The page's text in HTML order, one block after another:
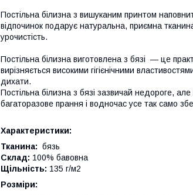
Постільна білизна з вишуканим принтом
відпочинок подарує натуральна, приємна
урочистість.
Постільна білизна виготовлена з бязі — це
вирізняється високими гігієнічними
дихати.
Постільна білизна з бязі зазвичай недороге,
багаторазове прання і водночас усе так само
Характеристики:
Тканина: бязь
Склад: 100% бавовна
Щільність: 135 г/м2
Розміри: